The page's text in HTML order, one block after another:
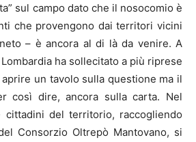
sul campo dato che il nosocomio è
che provengono dai territori vicini
– è ancora al di là da venire. A
ha sollecitato a più riprese
aprire un tavolo sulla questione ma il
così dire, ancora sulla carta. Nel
cittadini del territorio, raccogliendo
Consorzio Oltrepò Mantovano, si